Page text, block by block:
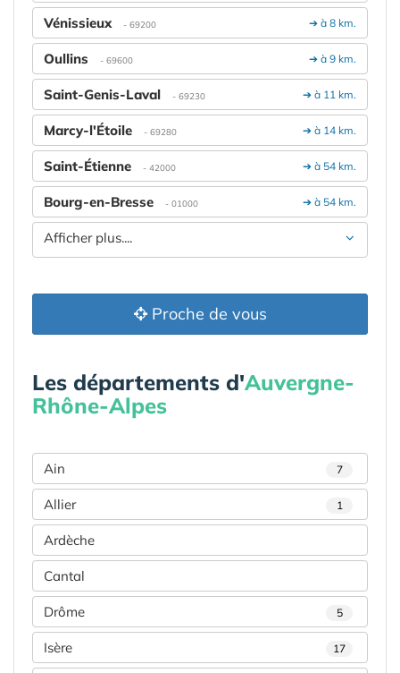
➔ à 8 km.
Vénissieux - 69200
➔ à 9 km.
Oullins - 69600
➔ à 11 km.
Saint-Genis-Laval - 69230
➔ à 14 km.
Marcy-l'Étoile - 69280
➔ à 54 km.
Saint-Étienne - 42000
➔ à 54 km.
Bourg-en-Bresse - 01000
Afficher plus....
Proche de vous
Les départements d'Auvergne-
Rhône-Alpes
Ain 7
Allier 1
Ardèche
Cantal
Drôme 5
Isère 17